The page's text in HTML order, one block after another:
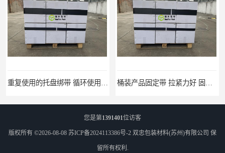
桶装产品固定带 拉紧力好 固永包材 托盘运输网兜 固永包材
您是第1391401位访客
版权所有 ©2026-08-08 苏ICP备2024113386号-2 双忠包装材料(苏州)有限公司 保
留所有权利.